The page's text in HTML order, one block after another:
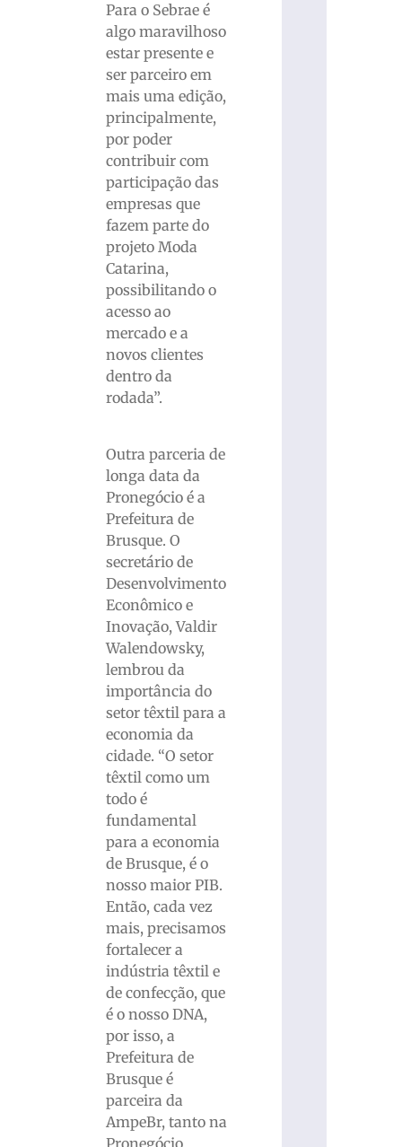
Para o Sebrae é
algo maravilhoso
estar presente e
ser parceiro em
mais uma edição,
principalmente,
por poder
contribuir com
participação das
empresas que
fazem parte do
projeto Moda
Catarina,
possibilitando o
acesso ao
mercado e a
novos clientes
dentro da
rodada”.
Outra parceria de
longa data da
Pronegócio é a
Prefeitura de
Brusque. O
secretário de
Desenvolvimento
Econômico e
Inovação, Valdir
Walendowsky,
lembrou da
importância do
setor têxtil para a
economia da
cidade. “O setor
têxtil como um
todo é
fundamental
para a economia
de Brusque, é o
nosso maior PIB.
Então, cada vez
mais, precisamos
fortalecer a
indústria têxtil e
de confecção, que
é o nosso DNA,
por isso, a
Prefeitura de
Brusque é
parceira da
AmpeBr, tanto na
Pronegócio,